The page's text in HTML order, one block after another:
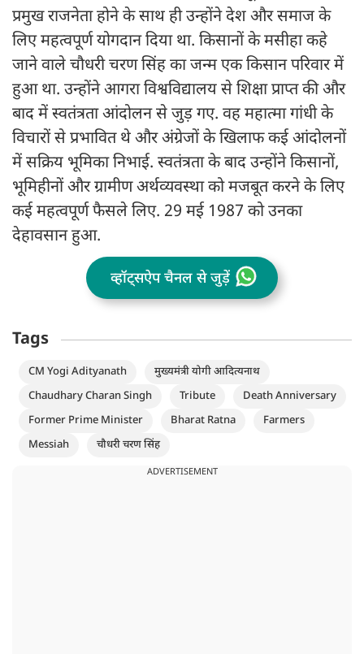
प्रमुख राजनेता होने के साथ ही उन्होंने देश और समाज के
लिए महत्वपूर्ण योगदान दिया था. किसानों के मसीहा कहे
जाने वाले चौधरी चरण सिंह का जन्म एक किसान परिवार में
हुआ था. उन्होंने आगरा विश्वविद्यालय से शिक्षा प्राप्त की और
बाद में स्वतंत्रता आंदोलन से जुड़ गए. वह महात्मा गांधी के
विचारों से प्रभावित थे और अंग्रेजों के खिलाफ कई आंदोलनों
में सक्रिय भूमिका निभाई. स्वतंत्रता के बाद उन्होंने किसानों,
भूमिहीनों और ग्रामीण अर्थव्यवस्था को मजबूत करने के लिए
कई महत्वपूर्ण फैसले लिए. 29 मई 1987 को उनका
देहावसान हुआ.
व्हॉट्सऐप चैनल से जुड़ें
Tags
CM Yogi Adityanath
मुख्यमंत्री योगी आदित्यनाथ
Chaudhary Charan Singh
Tribute
Death Anniversary
Former Prime Minister
Bharat Ratna
Farmers
Messiah
चौधरी चरण सिंह
ADVERTISEMENT